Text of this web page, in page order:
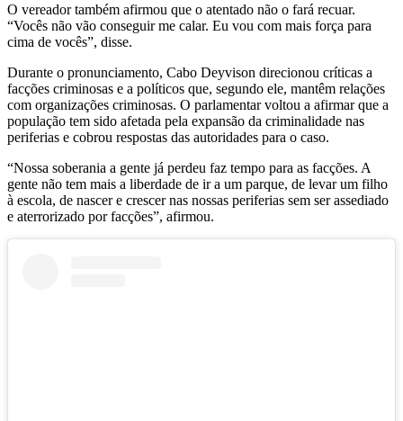
O vereador também afirmou que o atentado não o fará recuar.
“Vocês não vão conseguir me calar. Eu vou com mais força para
cima de vocês”, disse.
Durante o pronunciamento, Cabo Deyvison direcionou críticas a
facções criminosas e a políticos que, segundo ele, mantêm relações
com organizações criminosas. O parlamentar voltou a afirmar que a
população tem sido afetada pela expansão da criminalidade nas
periferias e cobrou respostas das autoridades para o caso.
“Nossa soberania a gente já perdeu faz tempo para as facções. A
gente não tem mais a liberdade de ir a um parque, de levar um filho
à escola, de nascer e crescer nas nossas periferias sem ser assediado
e aterrorizado por facções”, afirmou.